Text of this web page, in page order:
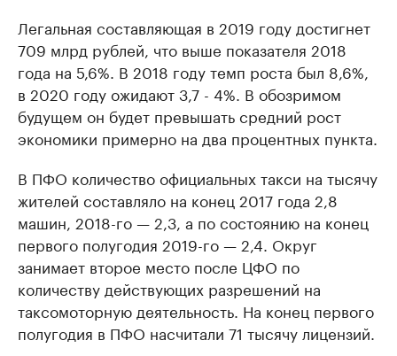
Легальная составляющая в 2019 году достигнет
709 млрд рублей, что выше показателя 2018
года на 5,6%. В 2018 году темп роста был 8,6%,
в 2020 году ожидают 3,7 - 4%. В обозримом
будущем он будет превышать средний рост
экономики примерно на два процентных пункта.
В ПФО количество официальных такси на тысячу
жителей составляло на конец 2017 года 2,8
машин, 2018-го — 2,3, а по состоянию на конец
первого полугодия 2019-го — 2,4. Округ
занимает второе место после ЦФО по
количеству действующих разрешений на
таксомоторную деятельность. На конец первого
полугодия в ПФО насчитали 71 тысячу лицензий.